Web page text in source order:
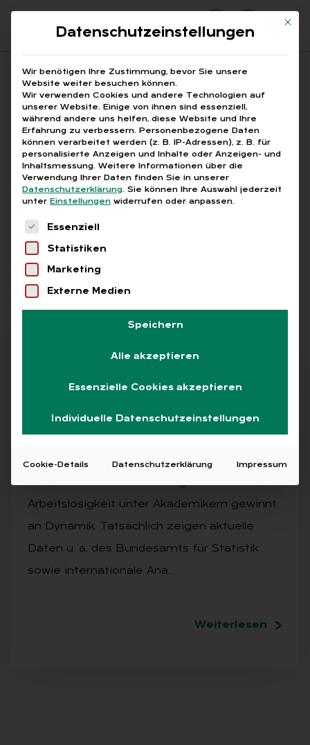
Suchfeld
Suchen
Breadcrumb-Navigation
STARTSEITE HOCHSCHULABSOLVENTEN
Alle Bei­trä­ge mit dem
Schlag­wort „Hoch­schul­
ab­sol­ven­ten“
Alle Free Abo L+G +
AUSGABE 3/2026
Arbeitslosigkeit unter Akademikern gewinnt
an Dynamik. Tatsächlich zeigen aktuelle
Daten u. a. des Bundesamts für Statistik
sowie internationale Ana…
Weiterlesen
Mit
Datenschutzeinstellungen
Wir benötigen Ihre Zustimmung, bevor Sie unsere
Website weiter besuchen können.
Wir verwenden Cookies und andere Technologien auf
unserer Website. Einige von ihnen sind essenziell,
während andere uns helfen, diese Website und Ihre
Erfahrung zu verbessern. Personenbezogene Daten
können verarbeitet werden (z. B. IP-Adressen), z. B. für
personalisierte Anzeigen und Inhalte oder Anzeigen- und
Inhaltsmessung. Weitere Informationen über die
Verwendung Ihrer Daten finden Sie in unserer
Datenschutzerklärung. Sie können Ihre Auswahl jederzeit
unter Einstellungen widerrufen oder anpassen.
Es folgt eine Liste der Service-Gruppen, für
Essenziell
Statistiken
Marketing
Externe Medien
Speichern
Alle akzeptieren
Essenzielle Cookies akzeptieren
Individuelle Datenschutzeinstellungen
Cookie-Details Datenschutzerklärung Impressum